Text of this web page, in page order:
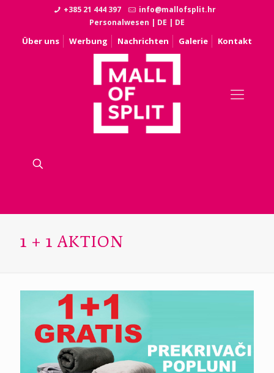
+385 21 444 397
info@mallofsplit.hr
Personalwesen | DE | DE
Über uns Werbung Nachrichten Galerie Kontakt
1 + 1 AKTION